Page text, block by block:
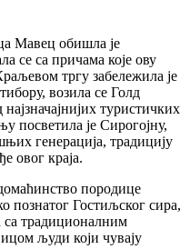
Мавец обишла је
се са причама које ову
тргу забележила је
возила се Голд
туристичких
посветила је Сирогојну,
генерација, традицију
овог краја.
породице
познатог Гостиљског сира,
са традиционалним
људи који чувају